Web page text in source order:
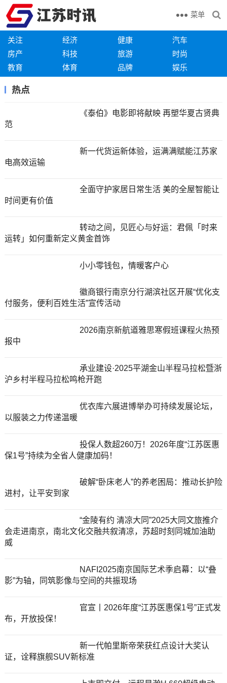
菜单
关注 经济 健康
汽车
房产
科技 旅游
时尚
教育
体育 品牌 娱乐
热点
《泰伯》电影即将献映 再塑华夏古贤典
范
新一代货运新体验，运满满赋能江苏家
电高效运输
全面守护家居日常生活 美的全屋智能让
时间更有价值
转动之间，见匠心与好运：君佩「时来
运转」如何重新定义黄金首饰
小小零钱包，情暖客户心
徽商银行南京分行湖滨社区开展“优化支
付服务，便利百姓生活”宣传活动
2026南京新航道雅思寒假班课程火热预
报中
承业建设·2025平湖金山半程马拉松暨浙
沪乡村半程马拉松鸣枪开跑
优衣库六展进博举办可持续发展论坛，
以服装之力传递温暖
投保人数超260万！2026年度“江苏医惠
保1号”持续为全省人健康加码！
破解“卧床老人”的养老困局：推动长护险
进村，让平安到家
“金陵有约 清凉大同”2025大同文旅推介
会走进南京，南北文化交融共叙清凉，苏超时刻同城加油助
威
NAFI2025南京国际艺术季启幕：以“叠
影”为轴，同筑影像与空间的共振现场
官宣丨2026年度“江苏医惠保1号”正式发
布，开放投保！
新一代帕里斯帝荣获红点设计大奖认
证，诠释旗舰SUV新标准